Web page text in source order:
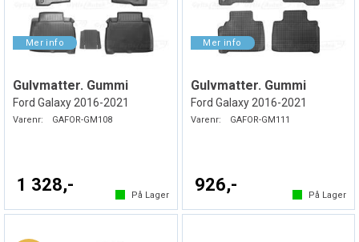
Gulvmatter. Gummi
Ford Galaxy 2016-2021
Varenr: GAFOR-GM108
1 328,-
På Lager
Gulvmatter. Gummi
Ford Galaxy 2016-2021
Varenr: GAFOR-GM111
926,-
På Lager